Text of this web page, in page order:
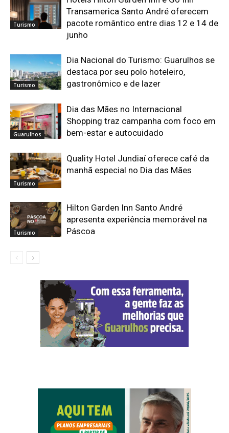
Turismo
Transamerica Santo André oferecem
pacote romântico entre dias 12 e 14 de
junho
Turismo
Dia Nacional do Turismo: Guarulhos se
destaca por seu polo hoteleiro,
gastronômico e de lazer
Guarulhos
Dia das Mães no Internacional
Shopping traz campanha com foco em
bem-estar e autocuidado
Turismo
Quality Hotel Jundiaí oferece café da
manhã especial no Dia das Mães
Turismo
Hilton Garden Inn Santo André
apresenta experiência memorável na
Páscoa